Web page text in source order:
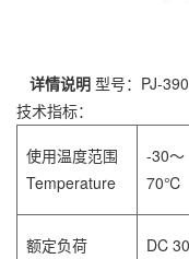
详情说明 型号：PJ-390
技术指标：
使用温度范围
Temperature
-30～
70℃
额定负荷 DC